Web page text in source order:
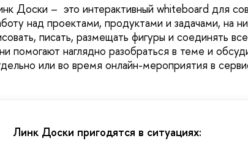
Доски – это интерактивный whiteboard для
над проектами, продуктами и задачами, на
писать, размещать фигуры и соединять
помогают наглядно разобраться в теме и
или во время онлайн-мероприятия в
Линк Доски пригодятся в ситуациях: